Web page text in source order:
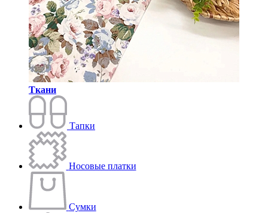
Ткани
Тапки
Носовые платки
Сумки